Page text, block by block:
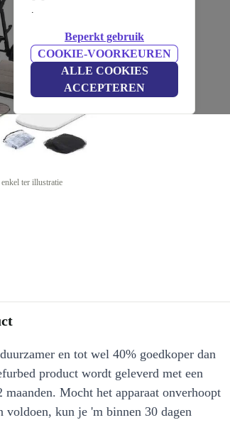
.
Beperkt gebruik
COOKIE-VOORKEUREN
ALLE COOKIES
ACCEPTEREN
ter illustratie
en tot wel 40% goedkoper dan
product wordt geleverd met een
Mocht het apparaat onverhoopt
voldoen, kun je 'm binnen 30 dagen